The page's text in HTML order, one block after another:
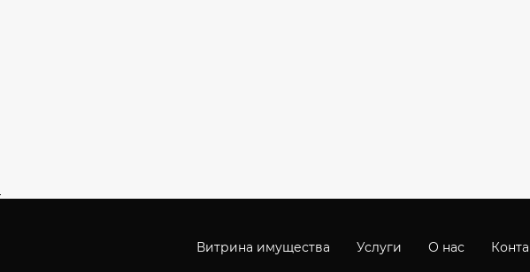
Витрина имущества Услуги О нас